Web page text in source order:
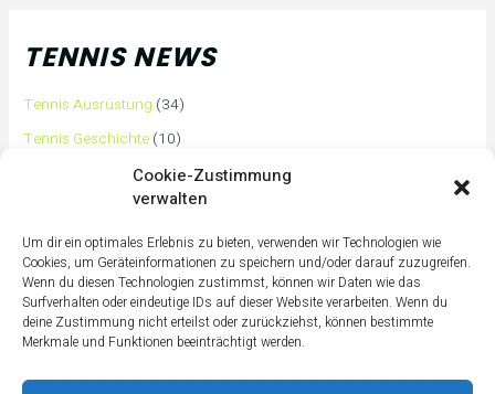
Cookie-Zustimmung
verwalten
Um dir ein optimales Erlebnis zu bieten, verwenden wir Technologien wie
Cookies, um Geräteinformationen zu speichern und/oder darauf zuzugreifen.
Wenn du diesen Technologien zustimmst, können wir Daten wie das
Surfverhalten oder eindeutige IDs auf dieser Website verarbeiten. Wenn du
deine Zustimmung nicht erteilst oder zurückziehst, können bestimmte
Merkmale und Funktionen beeinträchtigt werden.
TENNIS NEWS
Tennis Ausrüstung (34)
Tennis Geschichte (10)
Tennis Tipps und Tricks(63)
(3)
Tennis Training für Anfänger(36)
Tennisass Profis(7)
Tennisbälle (4)
Tennisplatz(1)